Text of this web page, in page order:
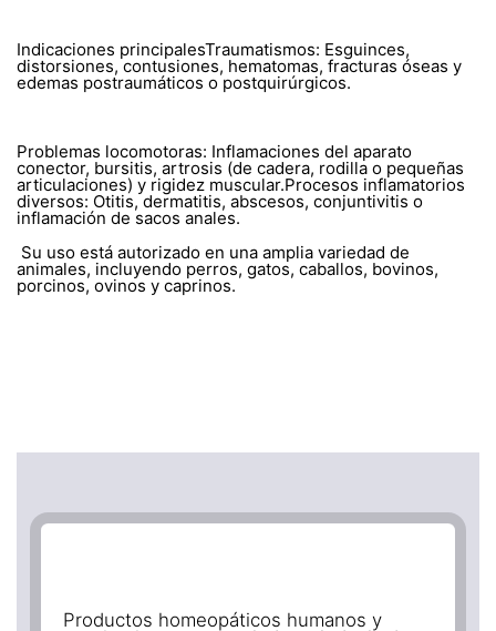
Indicaciones principalesTraumatismos: Esguinces,
distorsiones, contusiones, hematomas, fracturas óseas y
edemas postraumáticos o postquirúrgicos.
Problemas locomotoras: Inflamaciones del aparato
conector, bursitis, artrosis (de cadera, rodilla o pequeñas
articulaciones) y rigidez muscular.Procesos inflamatorios
diversos: Otitis, dermatitis, abscesos, conjuntivitis o
inflamación de sacos anales.
Su uso está autorizado en una amplia variedad de
animales, incluyendo perros, gatos, caballos, bovinos,
porcinos, ovinos y caprinos.
Productos homeopáticos humanos y